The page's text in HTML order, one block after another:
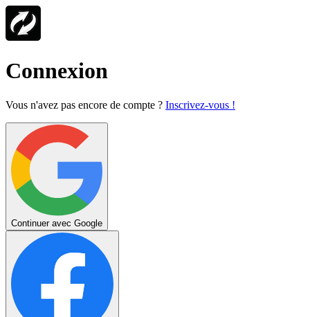
Connexion
Vous n'avez pas encore de compte ? Inscrivez-vous !
Continuer avec Google